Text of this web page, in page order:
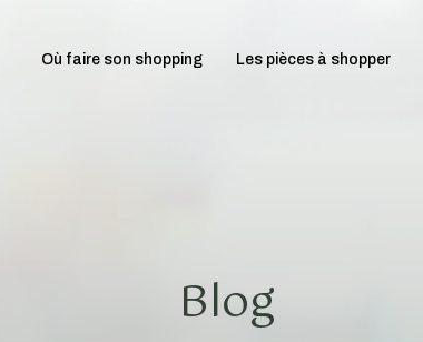
Où faire son shopping Les pièces à shopper
Blog